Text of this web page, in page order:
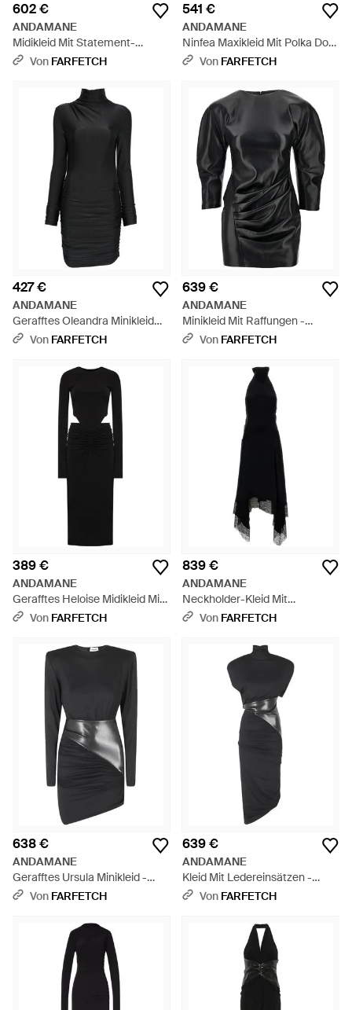
602 €
ANDAMANE
Midikleid Mit Statement-
Schultern - Schwarz
Von FARFETCH
541 €
ANDAMANE
Ninfea Maxikleid Mit Polka Dots
- Schwarz
Von FARFETCH
427 €
ANDAMANE
Gerafftes Oleandra Minikleid
Mit Stehkragen - Schwarz
Von FARFETCH
639 €
ANDAMANE
Minikleid Mit Raffungen -
Schwarz
Von FARFETCH
389 €
ANDAMANE
Gerafftes Heloise Midikleid Mit
Cut-Out - Schwarz
Von FARFETCH
839 €
ANDAMANE
Neckholder-Kleid Mit
Spitzenborten - Schwarz
Von FARFETCH
638 €
ANDAMANE
Gerafftes Ursula Minikleid -
Schwarz
Von FARFETCH
639 €
ANDAMANE
Kleid Mit Ledereinsätzen -
Schwarz
Von FARFETCH